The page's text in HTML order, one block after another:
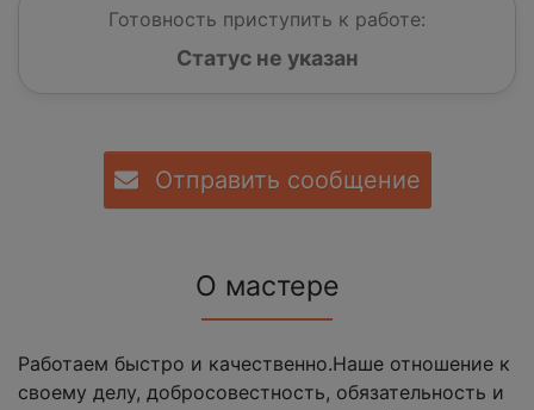
Готовность приступить к работе:
Статус не указан
Отправить сообщение
О мастере
Работаем быстро и качественно.Наше отношение к
своему делу, добросовестность, обязательность и